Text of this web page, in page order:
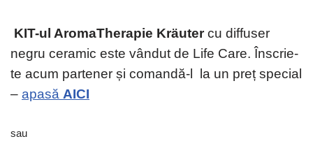
KIT-ul AromaTherapie Kräutercu diffuser
negru ceramic este vândut de Life Care. Înscrie-
te acum partener și comandă-l la un preț special
– apasă AICI
sau